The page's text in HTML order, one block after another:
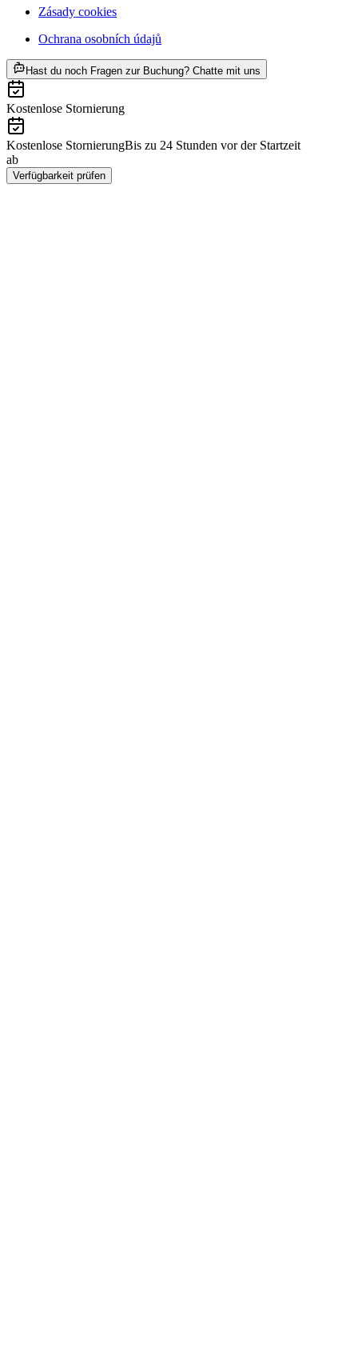
Zásady cookies
Ochrana osobních údajů
Hast du noch Fragen zur Buchung? Chatte mit uns
Kostenlose Stornierung
Kostenlose StornierungBis zu 24 Stunden vor der Startzeit
ab
Verfügbarkeit prüfen